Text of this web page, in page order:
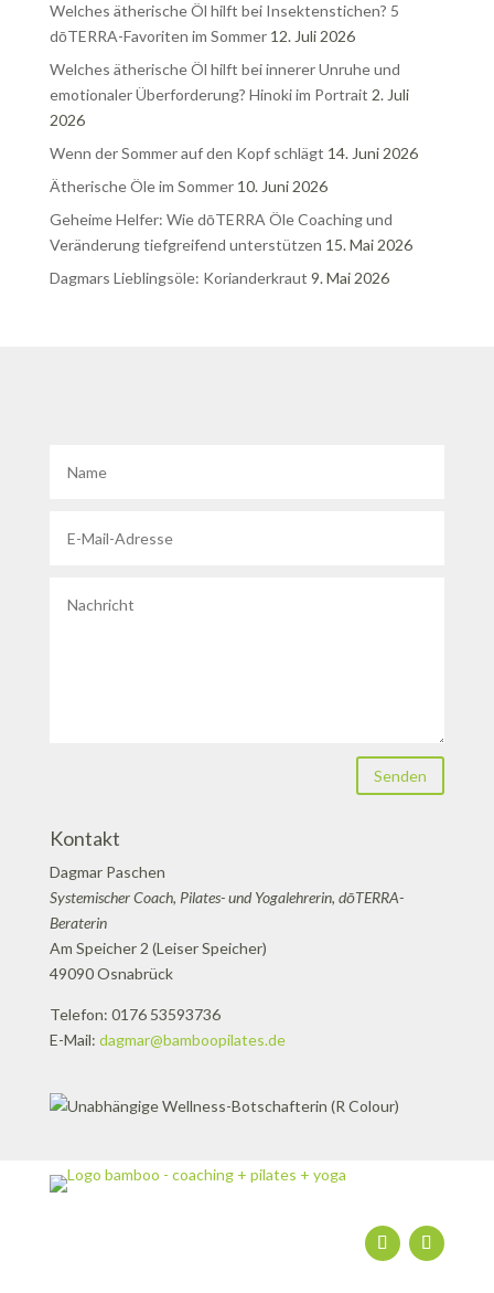
Welches ätherische Öl hilft bei Insektenstichen? 5
dōTERRA-Favoriten im Sommer 12. Juli 2026
Welches ätherische Öl hilft bei innerer Unruhe und
emotionaler Überforderung? Hinoki im Portrait 2. Juli
2026
Wenn der Sommer auf den Kopf schlägt 14. Juni 2026
Ätherische Öle im Sommer 10. Juni 2026
Geheime Helfer: Wie dōTERRA Öle Coaching und
Veränderung tiefgreifend unterstützen 15. Mai 2026
Dagmars Lieblingsöle: Korianderkraut 9. Mai 2026
Senden
Kontakt
Dagmar Paschen
Systemischer Coach, Pilates- und Yogalehrerin, dōTERRA-
Beraterin
Am Speicher 2 (Leiser Speicher)
49090 Osnabrück
Telefon: 0176 53593736
E-Mail: dagmar@bamboopilates.de